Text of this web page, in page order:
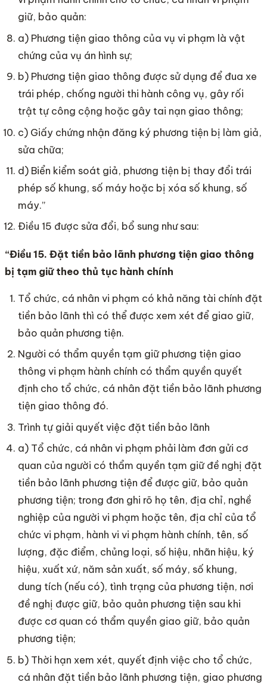
giữ, bảo quản:
a) Phương tiện giao thông của vụ vi phạm là vật
chứng của vụ án hình sự;
b) Phương tiện giao thông được sử dụng để đua xe
trái phép, chống người thi hành công vụ, gây rối
trật tự công cộng hoặc gây tai nạn giao thông;
c) Giấy chứng nhận đăng ký phương tiện bị làm giả,
sửa chữa;
d) Biển kiểm soát giả, phương tiện bị thay đổi trái
phép số khung, số máy hoặc bị xóa số khung, số
máy.”
Điều 15 được sửa đổi, bổ sung như sau:
“Điều 15. Đặt tiền bảo lãnh phương tiện giao thông
bị tạm giữ theo thủ tục hành chín h
Tổ chức, cá nhân vi phạm có khả năng tài chính đặt
tiền bảo lãnh thì có thể được xem xét để giao giữ,
bảo quản phương tiện.
Người có thẩm quyền tạm giữ phương tiện giao
thông vi phạm hành chính có thẩm quyền quyết
định cho tổ chức, cá nhân đặt tiền bảo lãnh phương
tiện giao thông đó.
Trình tự giải quyết việc đặt tiền bảo lãnh
a) Tổ chức, cá nhân vi phạm phải làm đơn gửi cơ
quan của người có thẩm quyền tạm giữ đề nghị đặt
tiền bảo lãnh phương tiện để được giữ, bảo quản
phương tiện; trong đơn ghi rõ họ tên, địa chỉ, nghề
nghiệp của người vi phạm hoặc tên, địa chỉ của tổ
chức vi phạm, hành vi vi phạm hành chính, tên, số
lượng, đặc điểm, chủng loại, số hiệu, nhãn hiệu, ký
hiệu, xuất xứ, năm sản xuất, số máy, số khung,
dung tích (nếu có), tình trạng của phương tiện, nơi
đề nghị được giữ, bảo quản phương tiện sau khi
được cơ quan có thẩm quyền giao giữ, bảo quản
phương tiện;
b) Thời hạn xem xét, quyết định việc cho tổ chức,
cá nhân đặt tiền bảo lãnh phương tiện, giao phương